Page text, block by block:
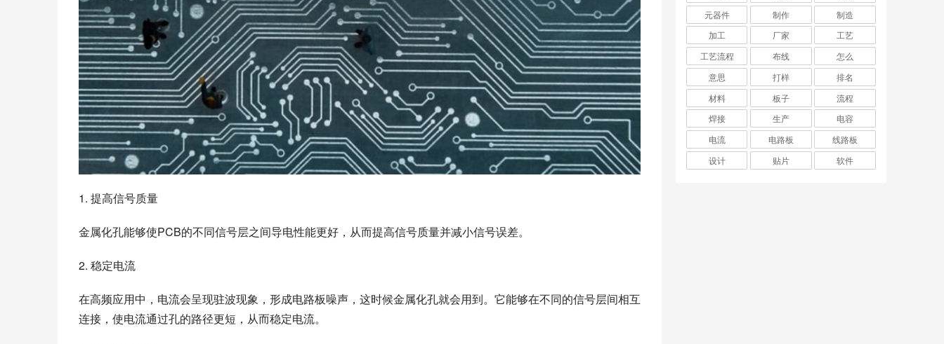
1. 提高信号质量
金属化孔能够使PCB的不同信号层之间导电性能更好，从而提高信号质量并减小信号误差。
2. 稳定电流
在高频应用中，电流会呈现驻波现象，形成电路板噪声，这时候金属化孔就会用到。它能够在不同的信号层间相互
连接，使电流通过孔的路径更短，从而稳定电流。
元器件
制作
制造
加工
厂家
工艺
工艺流程
布线
怎么
意思
打样
排名
材料
板子
流程
焊接
生产
电容
电流
电路板
线路板
设计
贴片 软件